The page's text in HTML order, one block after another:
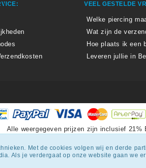
VEEL GESTELDE
Welke piercing
Wat zijn de
Hoe plaats ik een
Leveren jullie in
Alle weergegeven prijzen zijn inclusief 21%
krijgt een beoordelingvan 8.3/10
Met de cookies volgen wij en derde
Als je verdergaat op onze website gaan we